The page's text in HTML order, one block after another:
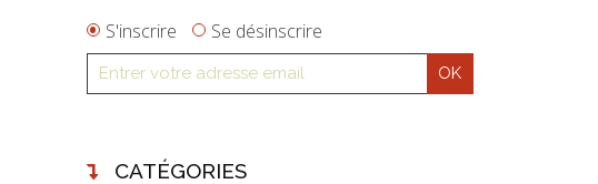
S'inscrire Se désinscrire
CATÉGORIES